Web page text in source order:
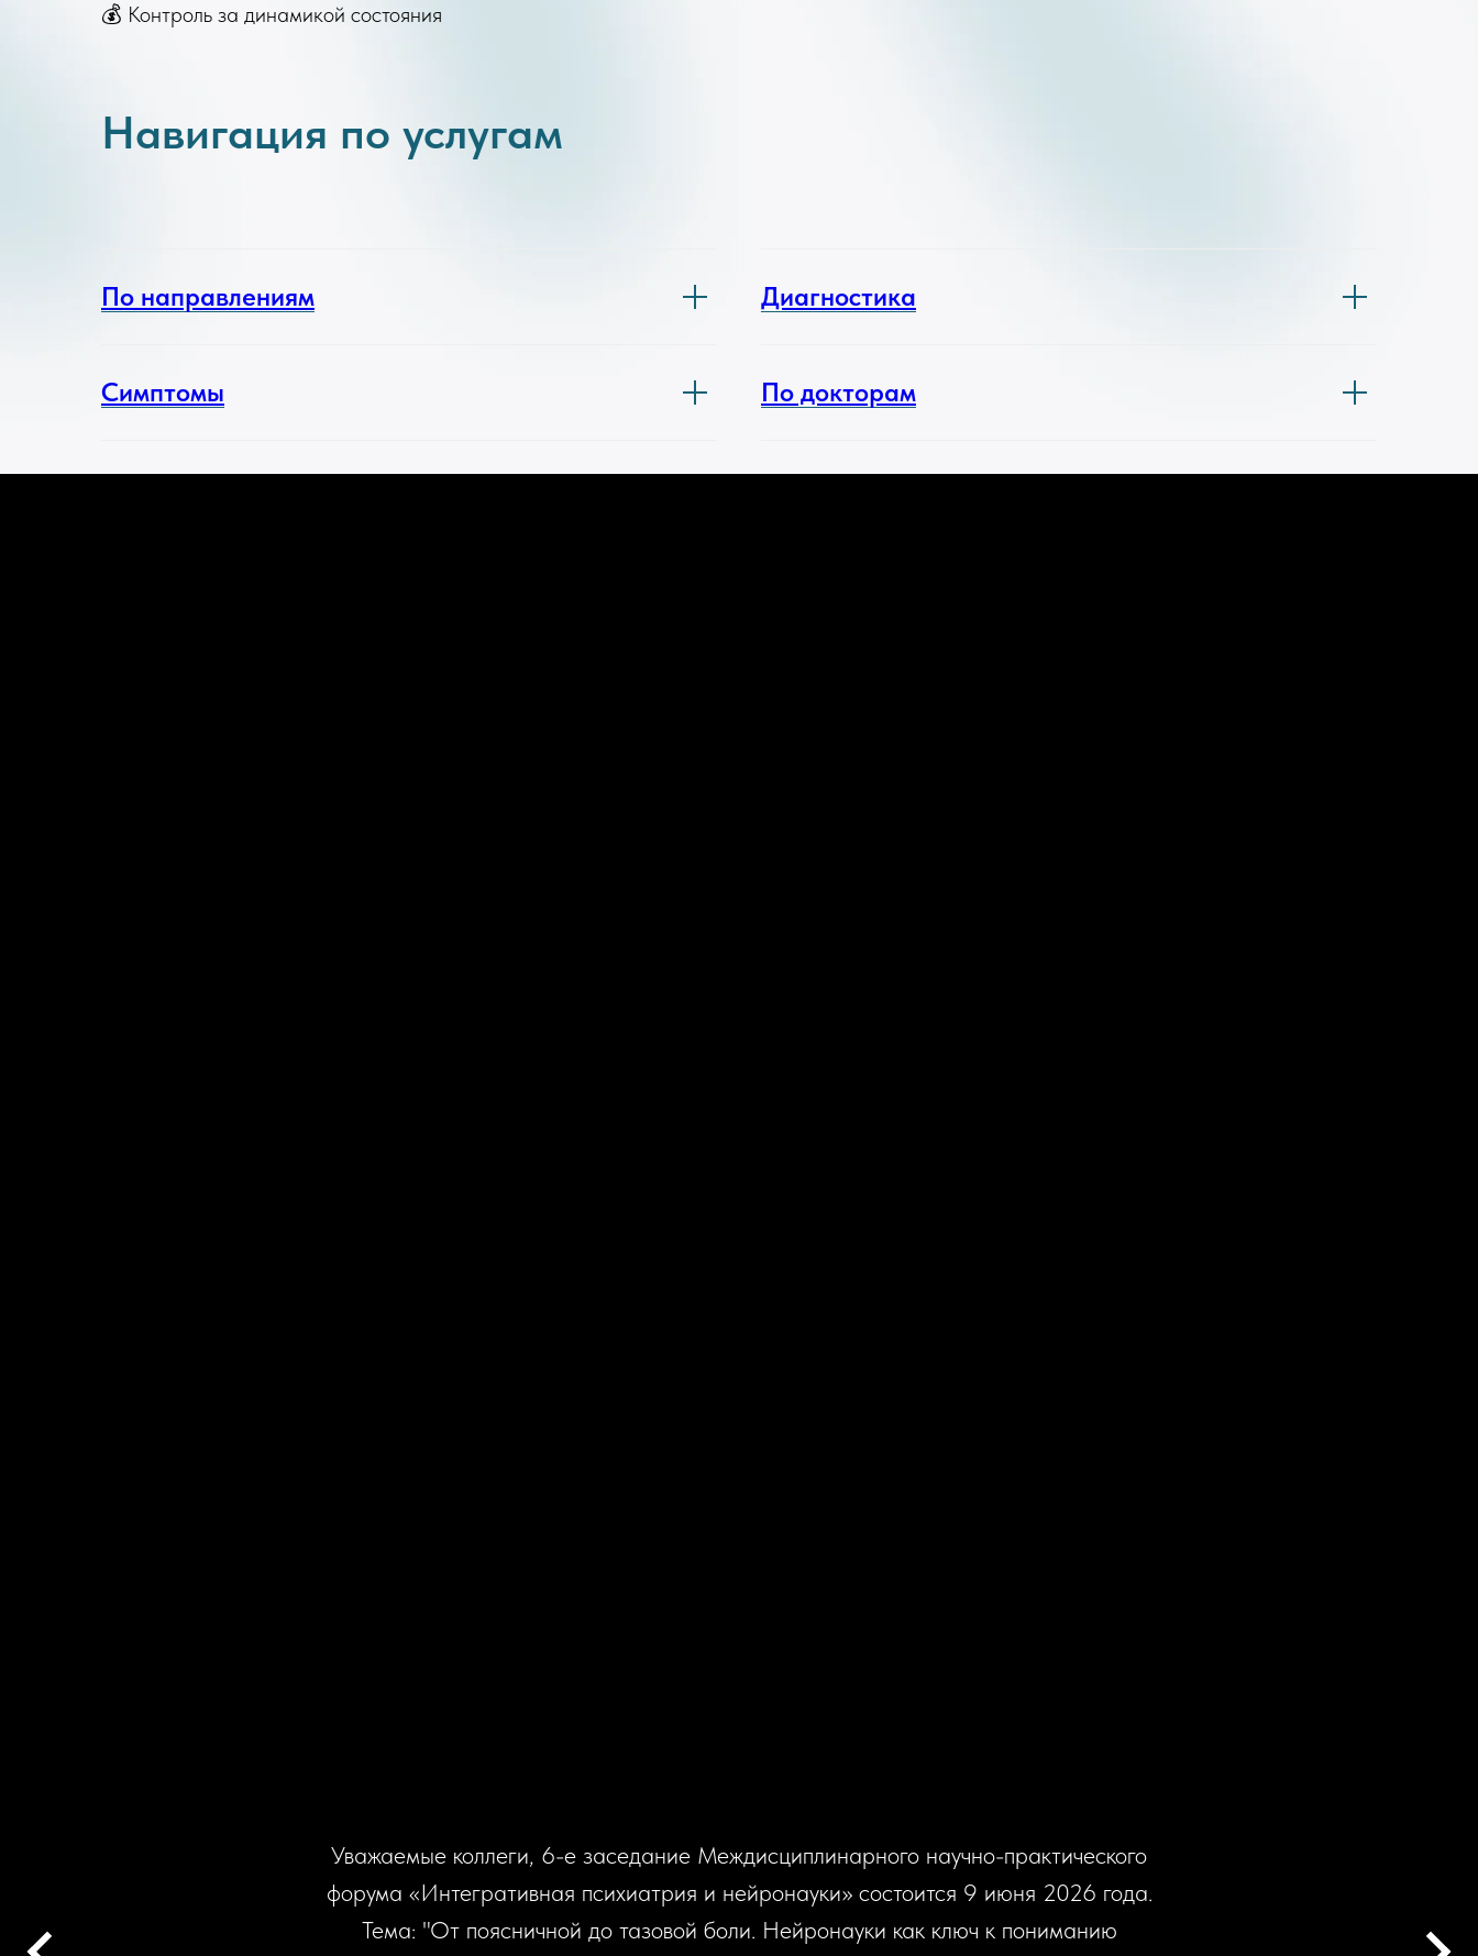
💰 Контроль за динамикой состояния
Навигация по услугам
По направлениям
Симптомы
Диагностика
По докторам
Уважаемые коллеги, 6-е заседание Междисциплинарного научно-практического
форума «Интегративная психиатрия и нейронауки» состоится 9 июня 2026 года.
Тема: "От поясничной до тазовой боли. Нейронауки как ключ к пониманию